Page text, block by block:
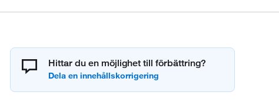
Hittar du en möjlighet till förbättring?